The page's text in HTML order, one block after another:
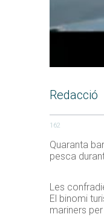
Redacció
162
Quaranta
pesca
Les
El binomi
mariners